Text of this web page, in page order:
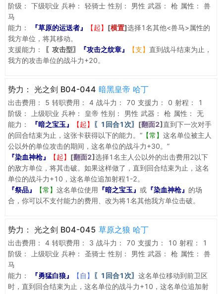
阶级：
下级职业 兵种： 轻骑士 性别： 男性 武器： 枪 属性：
兽
马
能力：
『草原的运送者』 【起】 [横置]选择1名其他<兽马>属性的
我方单位，将其移动。
支援能力：
〖攻击型〗 『攻击之纹章』 【支】 直到战斗结束为止，
我方的攻击单位的战斗力+20。
势力： 光之剑 B04-044 暗黑皇帝 哈丁
出击费用： 5 转职费用： 4 战斗力： 70 支援力： 0 射程：
1
阶级：
上级职业 兵种： 皇帝 性别： 男性 武器： 枪 属性：
无
能力：
『暗之宝玉』 【起】 〖1回合1次〗 [翻面2]直到下一次对手
的回合结束为止，这张卡获得以下的能力。“ 【常】 这名单位被主人
公以外的单位攻击的期间，这名单位的战斗力+30。”
『染血神枪』
【起】 [翻面2]选择1名主人公以外的出击费用2以下
的敌方单位，将其击破。如果这样做了，直到回合结束为止，这名
单位的战斗力+10，这名单位追加射程1-2。
『祭品』
【常】 这名单位使用 『暗之宝玉』 或 『染血神枪』 的场
合，你可以不支付能力的费用、改为将1名其他我方单位击破。
势力： 光之剑 B04-045 草原之狼 哈丁
出击费用： 4 转职费用： 3 战斗力： 70 支援力： 10 射程：
1
阶级：
上级职业 兵种： 圣骑士 性别： 男性 武器： 枪 属性：
兽
马
能力：
『勇猛白狼』 【自】 〖1回合1次〗 这名单位移动到前卫区
时，直到回合结束为止，这名单位的战斗力+10，这名单位追加射